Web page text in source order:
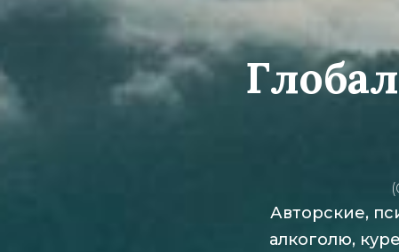
Авторские,
алкоголю,